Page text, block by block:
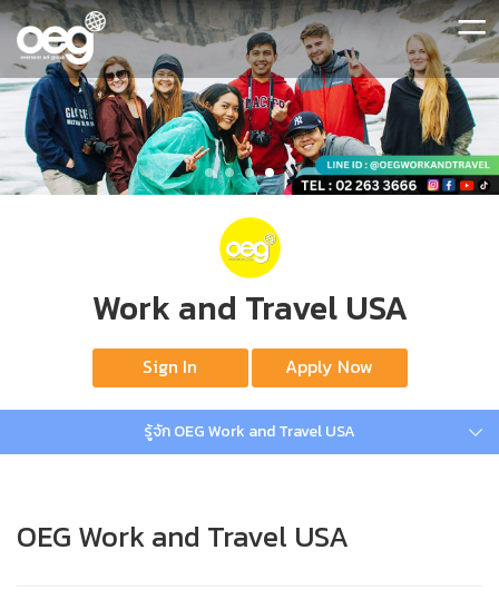
=
Work and Travel USA
Sign In Apply Now
รู้จัก OEG Work and Travel USA
OEG Work and Travel USA